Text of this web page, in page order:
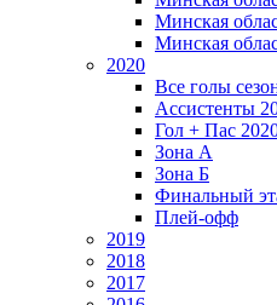
Минская
Минская
2020
Все голы
Ассистенты
Гол + Пас
Зона А
Зона Б
Финальный
Плей-офф
2019
2018
2017